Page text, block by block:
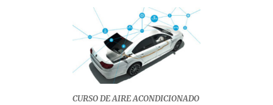
CURSO DE AIRE ACONDICIONADO